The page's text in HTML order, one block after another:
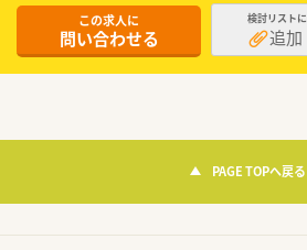
この求人に
問い合わせる
検討リストに
追加
PAGE TOPへ戻る